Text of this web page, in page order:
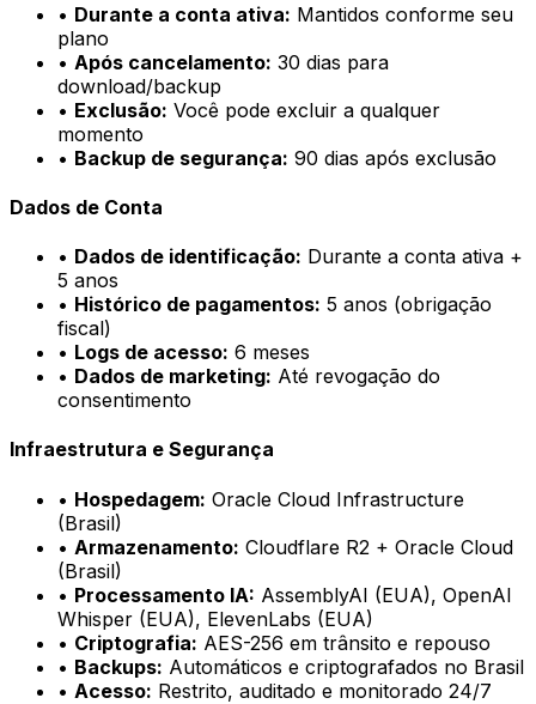
• Durante a conta ativa: Mantidos conforme seu
plano
• Após cancelamento: 30 dias para
download/backup
• Exclusão: Você pode excluir a qualquer
momento
• Backup de segurança: 90 dias após exclusão
Dados de Conta
• Dados de identificação: Durante a conta ativa +
5 anos
• Histórico de pagamentos: 5 anos (obrigação
fiscal)
• Logs de acesso: 6 meses
• Dados de marketing: Até revogação do
consentimento
Infraestrutura e Segurança
• Hospedagem: Oracle Cloud Infrastructure
(Brasil)
• Armazenamento: Cloudflare R2 + Oracle Cloud
(Brasil)
• Processamento IA: AssemblyAI (EUA), OpenAI
Whisper (EUA), ElevenLabs (EUA)
• Criptografia: AES-256 em trânsito e repouso
• Backups: Automáticos e criptografados no Brasil
• Acesso: Restrito, auditado e monitorado 24/7